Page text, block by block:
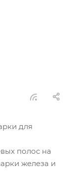
для
полос на
железа и